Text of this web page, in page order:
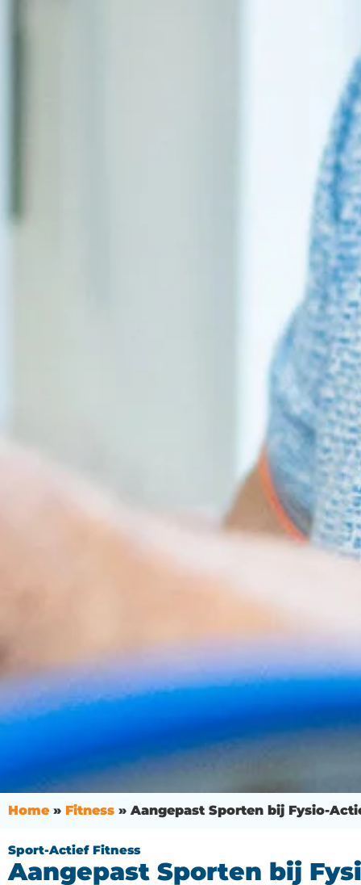
Home » Fitness » Aangepast Sporten bij Fysio-
Sport-Actief Fitness
Aangepast Sporten bij